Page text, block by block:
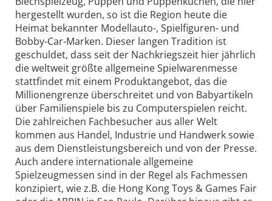
hergestellt wurden, so ist die Region heute die
Heimat bekannter Modellauto-, Spielfiguren- und
Bobby-Car-Marken. Dieser langen Tradition ist
geschuldet, dass seit der Nachkriegszeit hier jährlich
die weltweit größte allgemeine Spielwarenmesse
stattfindet mit einem Produktangebot, das die
Millionengrenze überschreitet und von Babyartikeln
über Familienspiele bis zu Computerspielen reicht.
Die zahlreichen Fachbesucher aus aller Welt
kommen aus Handel, Industrie und Handwerk sowie
aus dem Dienstleistungsbereich und von der Presse.
Auch andere internationale allgemeine
Spielzeugmessen sind in der Regel als Fachmessen
konzipiert, wie z.B. die Hong Kong Toys & Games Fair